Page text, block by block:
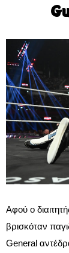
Αφού ο
βρισκόταν
General